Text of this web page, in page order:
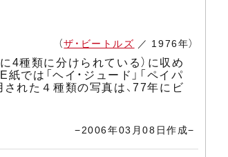
（ザ・ビートルズ ／ 1976年）
4種類に分けられている）に収め
では「ヘイ・ジュード」「ペイパ
れた４種類の写真は、77年にビ
−2006年03月08日作成−